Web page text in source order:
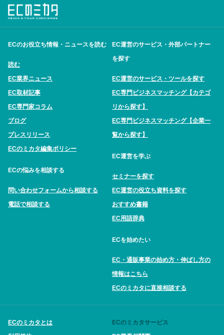
ECのお役立ち情報・ニュースを読む
読む
EC業界ニュース
EC取材記事
EC専門家コラム
ブログ
プレスリリース
ECのミカタ編集ポリシー
ECの悩みを相談する
問い合わせフォームから相談する
電話で相談する
EC運営のサービス・外部パートナー
を探す
EC運営のサービス・ツールを探す
EC専門ビジネスマッチング【カテゴ
リから探す】
EC専門ビジネスマッチング【企業一
覧から探す】
EC運営を学ぶ
セミナーを探す
EC運営の役立ち資料を探す
おすすめ書籍
EC用語辞典
ECを始めたい
EC・通販事業の始め方・伸ばし方の
情報はこちら
ECのミカタに直接相談する
ECのミカタとは
ECのミカタサービス